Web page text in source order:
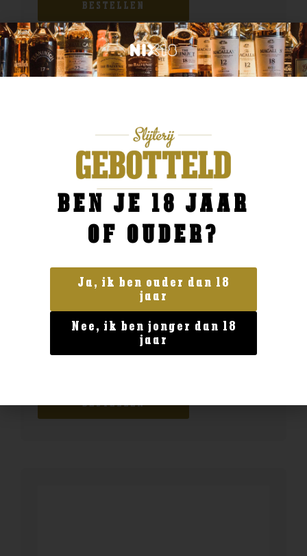
BESTELLEN
Land van herkomst
Ardbeg 14yo Anthology
BESTELLEN
BEN JE 18 JAAR
OF OUDER?
Ja, ik ben ouder dan 18
jaar
Nee, ik ben jonger dan 18
jaar